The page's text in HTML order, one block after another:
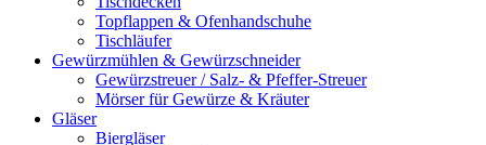
Topflappen & Ofenhandschuhe
Tischläufer
Gewürzmühlen & Gewürzschneider
Gewürzstreuer / Salz- & Pfeffer-Streuer
Mörser für Gewürze & Kräuter
Gläser
Biergläser